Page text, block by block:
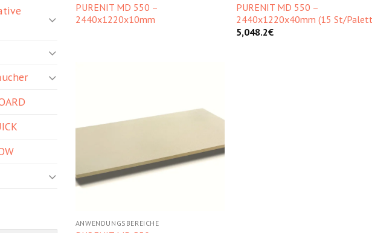
PURENIT MD 550 –
2440x1220x10mm
PURENIT MD 550 –
2440x1220x40mm (15 St/
5,048.2€
ANWENDUNGSBEREICHE